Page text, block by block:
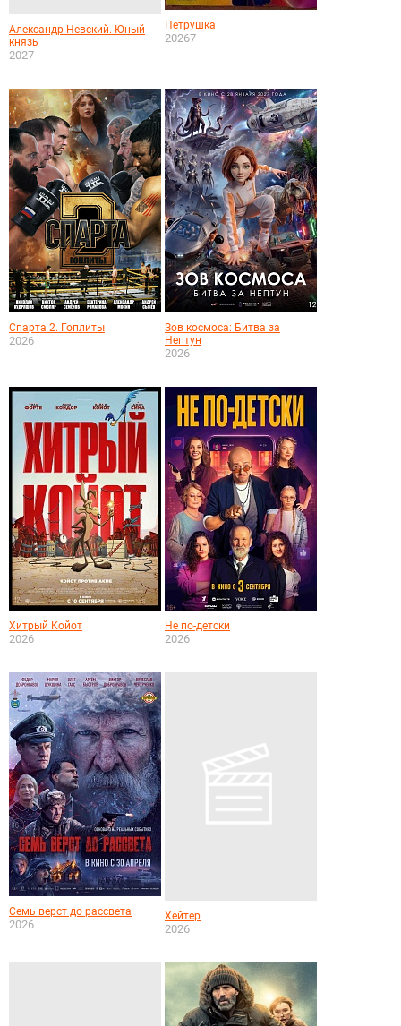
Александр Невский. Юный
князь
2027
Петрушка
20267
Спарта 2. Гоплиты
2026
Зов космоса: Битва за
Нептун
2026
Хитрый Койот
2026
Не по-детски
2026
Семь верст до рассвета
2026
Хейтер
2026